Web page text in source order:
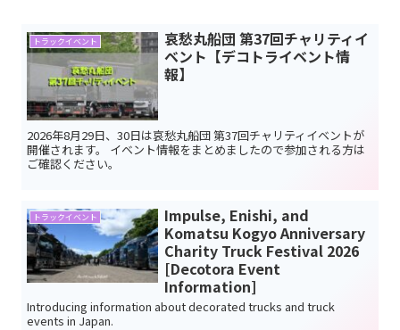
トラックイベント
哀愁丸船団 第37回チャリティイ
ベント【デコトライベント情
報】
2026年8月29日、30日は哀愁丸船団 第37回チャリティイベントが
開催されます。 イベント情報をまとめましたので参加される方は
ご確認ください。
トラックイベント
Impulse, Enishi, and
Komatsu Kogyo Anniversary
Charity Truck Festival 2026
[Decotora Event
Information]
Introducing information about decorated trucks and truck
events in Japan.